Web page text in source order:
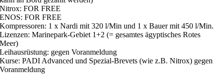
Nitrox: FOR FREE
ENOS: FOR FREE
Kompressoren: 1 x Nardi mit 320 l/Min und 1 x Bauer mit 450 l/Min.
Lizenzen: Marinepark-Gebiet 1+2 (= gesamtes ägyptisches Rotes
Meer)
Leihausrüstung: gegen Voranmeldung
Kurse: PADI Advanced und Spezial-Brevets (wie z.B. Nitrox) gegen
Voranmeldung